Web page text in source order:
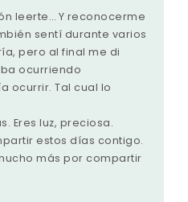
leerte… Y reconocerme
sentí durante varios
pero al final me di
ocurriendo
ocurrir. Tal cual lo
Eres luz, preciosa.
estos días contigo.
más por compartir